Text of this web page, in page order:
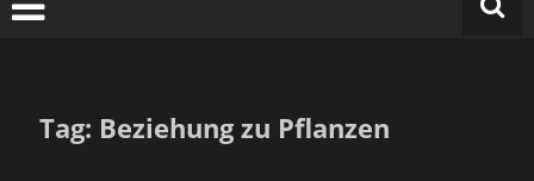
Tag: Beziehung zu Pflanzen